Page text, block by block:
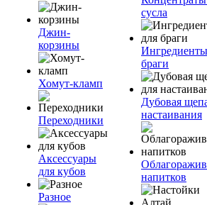
Джин-
корзины
Хомут-кламп
Переходники
Аксессуары
для кубов
Разное
сусла
браги
Дубовая
настаивания
напитков